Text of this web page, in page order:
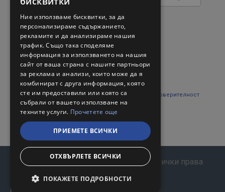
ТЕСТ ЗА СИГУРНОСТ
Въведете кода в полето
отдолу
Прочетох и съм съгласен с Правни въпроси и поверителност
Copyright © 2024, Валерий С и М Груп. Всички права
запазени!
Ние използваме бисквитки, за да
персонализираме съдържанието,
рекламите и да анализираме нашия
трафик. Също така споделяме
информация за използването на нашия
сайт от ваша страна с нашите партньори
за реклама и анализи, които може да я
комбинират с друга информация, която
сте им предоставили или която са
събрали от вашето използване на
техните услуги. Прочетете още
ПРИЕМЕТЕ ВСИЧКИ
ОТХВЪРЛЕТЕ ВСИЧКИ
ПОКАЖЕТЕ ПОДРОБНОСТИ